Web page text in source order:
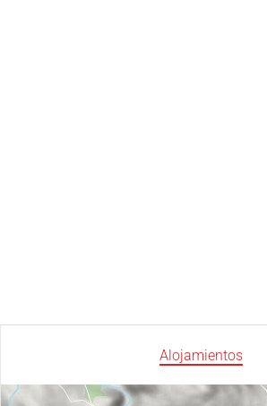
Alojamientos